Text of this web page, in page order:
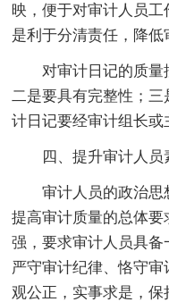
映，便于对审计人员
是利于分清责任，降低
对审计日记的质量
二是要具有完整性；
计日记要经审计组长或
四、提升审计人
审计人员的政治
提高审计质量的总体
强，要求审计人员具
严守审计纪律、恪守
观公正，实事求是，